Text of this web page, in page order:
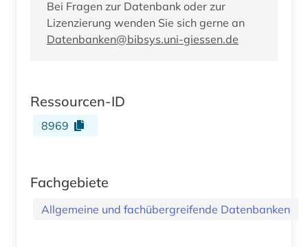
Bei Fragen zur Datenbank oder zur
Lizenzierung wenden Sie sich gerne an
Datenbanken@bibsys.uni-giessen.de
Ressourcen-ID
8969
Fachgebiete
Allgemeine und fachübergreifende Datenbanken